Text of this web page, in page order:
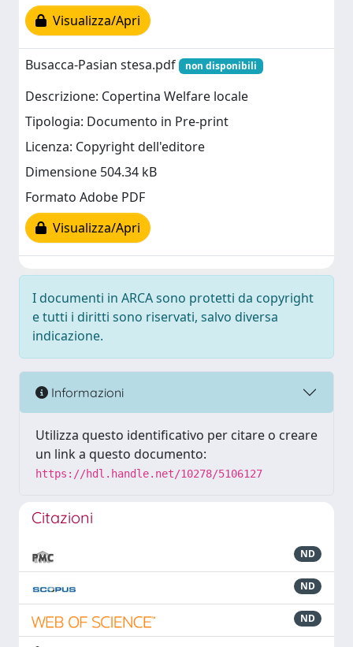
Visualizza/Apri
Busacca-Pasian stesa.pdf non disponibili
Descrizione: Copertina Welfare locale
Tipologia: Documento in Pre-print
Licenza: Copyright dell'editore
Dimensione 504.34 kB
Formato Adobe PDF
Visualizza/Apri
I documenti in ARCA sono protetti da copyright
e tutti i diritti sono riservati, salvo diversa
indicazione.
Informazioni
Utilizza questo identificativo per citare o creare
un link a questo documento:
https://hdl.handle.net/10278/5106127
Citazioni
ND
ND
ND